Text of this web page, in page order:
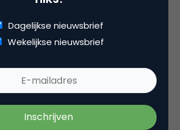
Hottinga
Dagelijkse nieuwsbrief
Wekelijkse nieuwsbrief